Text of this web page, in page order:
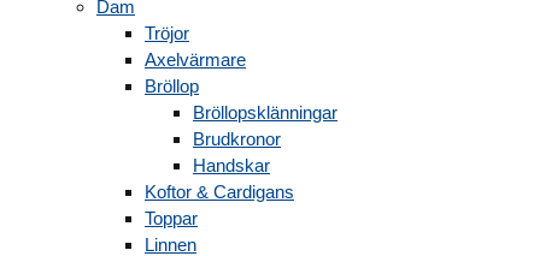
Dam
Tröjor
Axelvärmare
Bröllop
Bröllopsklänningar
Brudkronor
Handskar
Koftor & Cardigans
Toppar
Linnen